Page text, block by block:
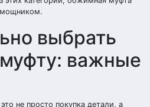
выбрать
важные
не просто покупка детали, а